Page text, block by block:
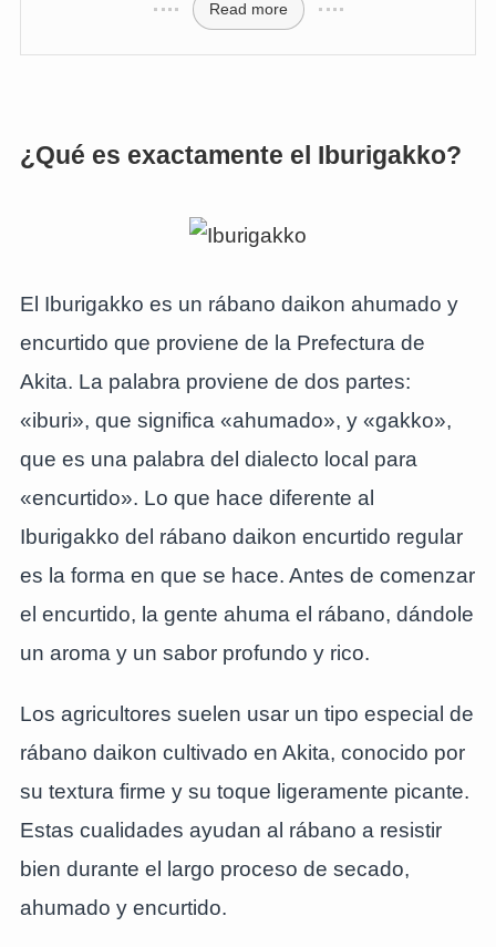
Read more
¿Qué es exactamente el Iburigakko?
El Iburigakko es un rábano daikon ahumado y
encurtido que proviene de la Prefectura de
Akita. La palabra proviene de dos partes:
«iburi», que significa «ahumado», y «gakko»,
que es una palabra del dialecto local para
«encurtido». Lo que hace diferente al
Iburigakko del rábano daikon encurtido regular
es la forma en que se hace. Antes de comenzar
el encurtido, la gente ahuma el rábano, dándole
un aroma y un sabor profundo y rico.
Los agricultores suelen usar un tipo especial de
rábano daikon cultivado en Akita, conocido por
su textura firme y su toque ligeramente picante.
Estas cualidades ayudan al rábano a resistir
bien durante el largo proceso de secado,
ahumado y encurtido.